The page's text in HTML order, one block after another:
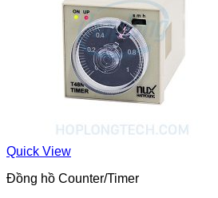
Quick View
Đồng hồ Counter/Timer